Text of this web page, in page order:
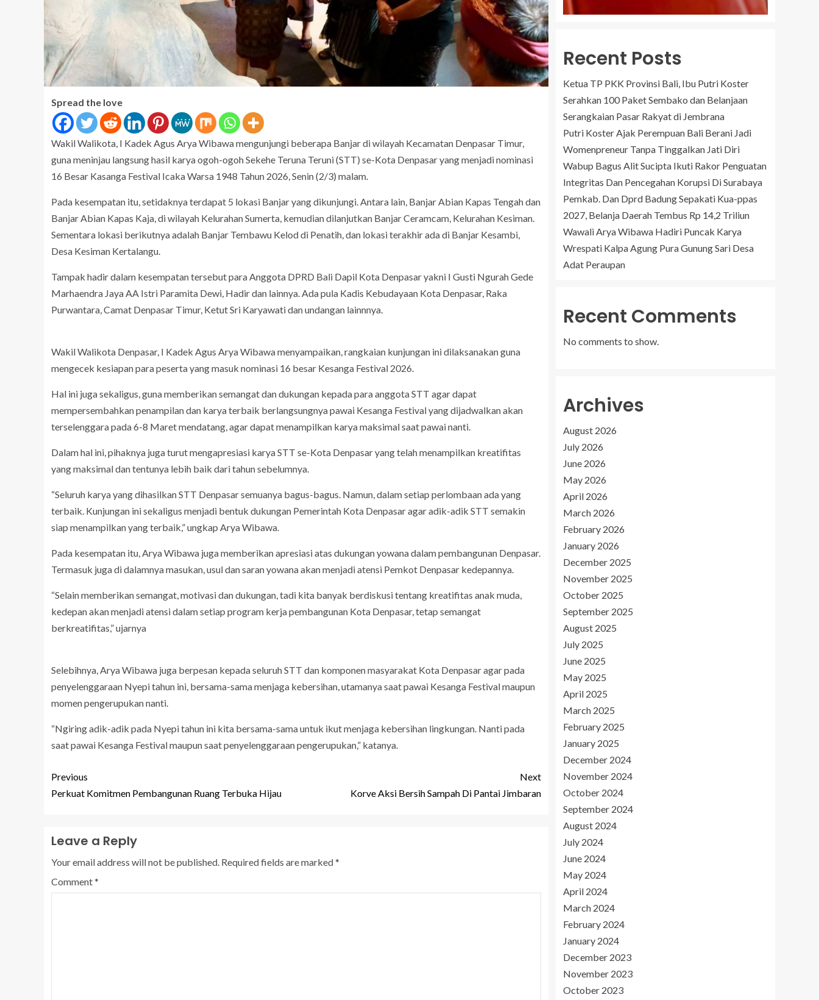
Spread the love
Wakil Walikota, I Kadek Agus Arya Wibawa mengunjungi beberapa Banjar di wilayah Kecamatan Denpasar Timur,
guna meninjau langsung hasil karya ogoh-ogoh Sekehe Teruna Teruni (STT) se-Kota Denpasar yang menjadi nominasi
16 Besar Kasanga Festival Icaka Warsa 1948 Tahun 2026, Senin (2/3) malam.
Pada kesempatan itu, setidaknya terdapat 5 lokasi Banjar yang dikunjungi. Antara lain, Banjar Abian Kapas Tengah dan
Banjar Abian Kapas Kaja, di wilayah Kelurahan Sumerta, kemudian dilanjutkan Banjar Ceramcam, Kelurahan Kesiman.
Sementara lokasi berikutnya adalah Banjar Tembawu Kelod di Penatih, dan lokasi terakhir ada di Banjar Kesambi,
Desa Kesiman Kertalangu.
Tampak hadir dalam kesempatan tersebut para Anggota DPRD Bali Dapil Kota Denpasar yakni I Gusti Ngurah Gede
Marhaendra Jaya AA Istri Paramita Dewi, Hadir dan lainnya. Ada pula Kadis Kebudayaan Kota Denpasar, Raka
Purwantara, Camat Denpasar Timur, Ketut Sri Karyawati dan undangan lainnnya.
Wakil Walikota Denpasar, I Kadek Agus Arya Wibawa menyampaikan, rangkaian kunjungan ini dilaksanakan guna
mengecek kesiapan para peserta yang masuk nominasi 16 besar Kesanga Festival 2026.
Hal ini juga sekaligus, guna memberikan semangat dan dukungan kepada para anggota STT agar dapat
mempersembahkan penampilan dan karya terbaik berlangsungnya pawai Kesanga Festival yang dijadwalkan akan
terselenggara pada 6-8 Maret mendatang, agar dapat menampilkan karya maksimal saat pawai nanti.
Dalam hal ini, pihaknya juga turut mengapresiasi karya STT se-Kota Denpasar yang telah menampilkan kreatifitas
yang maksimal dan tentunya lebih baik dari tahun sebelumnya.
“Seluruh karya yang dihasilkan STT Denpasar semuanya bagus-bagus. Namun, dalam setiap perlombaan ada yang
terbaik. Kunjungan ini sekaligus menjadi bentuk dukungan Pemerintah Kota Denpasar agar adik-adik STT semakin
siap menampilkan yang terbaik,” ungkap Arya Wibawa.
Pada kesempatan itu, Arya Wibawa juga memberikan apresiasi atas dukungan yowana dalam pembangunan Denpasar.
Termasuk juga di dalamnya masukan, usul dan saran yowana akan menjadi atensi Pemkot Denpasar kedepannya.
“Selain memberikan semangat, motivasi dan dukungan, tadi kita banyak berdiskusi tentang kreatifitas anak muda,
kedepan akan menjadi atensi dalam setiap program kerja pembangunan Kota Denpasar, tetap semangat
berkreatifitas,” ujarnya
Selebihnya, Arya Wibawa juga berpesan kepada seluruh STT dan komponen masyarakat Kota Denpasar agar pada
penyelenggaraan Nyepi tahun ini, bersama-sama menjaga kebersihan, utamanya saat pawai Kesanga Festival maupun
momen pengerupukan nanti.
“Ngiring adik-adik pada Nyepi tahun ini kita bersama-sama untuk ikut menjaga kebersihan lingkungan. Nanti pada
saat pawai Kesanga Festival maupun saat penyelenggaraan pengerupukan,” katanya.
Previous
Perkuat Komitmen Pembangunan Ruang Terbuka Hijau
Next
Korve Aksi Bersih Sampah Di Pantai Jimbaran
Leave a Reply
Your email address will not be published. Required fields are marked*
Comment*
Recent Posts
Ketua TP PKK Provinsi Bali, Ibu Putri Koster
Serahkan 100 Paket Sembako dan Belanjaan
Serangkaian Pasar Rakyat di Jembrana
Putri Koster Ajak Perempuan Bali Berani Jadi
Womenpreneur Tanpa Tinggalkan Jati Diri
Wabup Bagus Alit Sucipta Ikuti Rakor Penguatan
Integritas Dan Pencegahan Korupsi Di Surabaya
Pemkab. Dan Dprd Badung Sepakati Kua-ppas
2027, Belanja Daerah Tembus Rp 14,2 Triliun
Wawali Arya Wibawa Hadiri Puncak Karya
Wrespati Kalpa Agung Pura Gunung Sari Desa
Adat Peraupan
Recent Comments
No comments to show.
Archives
August 2026
July 2026
June 2026
May 2026
April 2026
March 2026
February 2026
January 2026
December 2025
November 2025
October 2025
September 2025
August 2025
July 2025
June 2025
May 2025
April 2025
March 2025
February 2025
January 2025
December 2024
November 2024
October 2024
September 2024
August 2024
July 2024
June 2024
May 2024
April 2024
March 2024
February 2024
January 2024
December 2023
November 2023
October 2023